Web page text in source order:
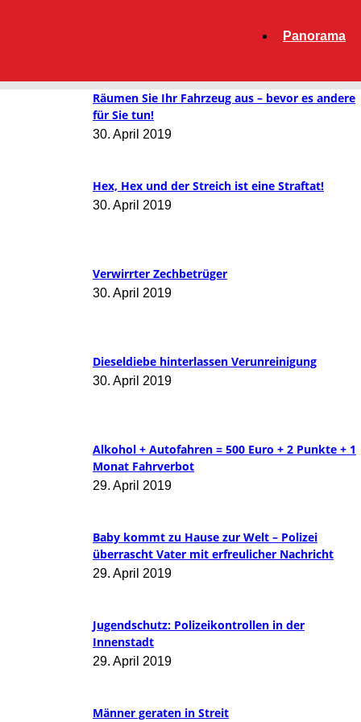
Panorama
Räumen Sie Ihr Fahrzeug aus – bevor es andere
für Sie tun!
30. April 2019
Hex, Hex und der Streich ist eine Straftat!
30. April 2019
Verwirrter Zechbetrüger
30. April 2019
Dieseldiebe hinterlassen Verunreinigung
30. April 2019
Alkohol + Autofahren = 500 Euro + 2 Punkte + 1
Monat Fahrverbot
29. April 2019
Baby kommt zu Hause zur Welt – Polizei
überrascht Vater mit erfreulicher Nachricht
29. April 2019
Jugendschutz: Polizeikontrollen in der
Innenstadt
29. April 2019
Männer geraten in Streit